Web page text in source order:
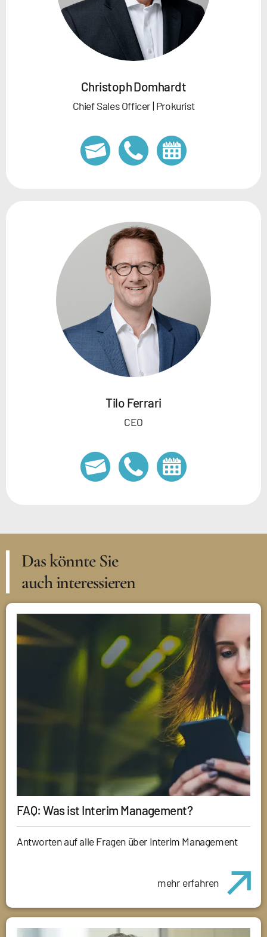
Christoph Domhardt
Chief Sales Officer | Prokurist
Tilo Ferrari
CEO
Das könnte Sie
auch interessieren
FAQ: Was ist Interim Management?
Antworten auf alle Fragen über Interim Management
mehr erfahren